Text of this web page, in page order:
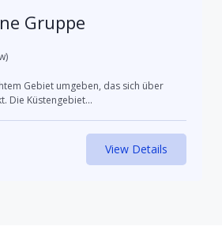
Gruppe
Gebiet umgeben, das sich über
Die Küstengebiet...
View Details